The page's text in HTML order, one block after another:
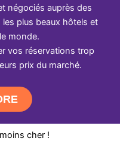
négociés auprès des
plus beaux hôtels et
monde.
vos réservations trop
prix du marché.
cher !